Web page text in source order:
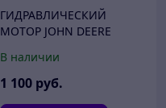
ГИДРАВЛИЧЕСКИЙ
МОТОР JOHN DEERE
В наличии
1 100 руб.